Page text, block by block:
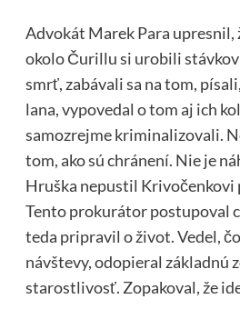
Advokát Marek Para upresnil,
okolo Čurillu si urobili
smrť, zabávali sa na tom,
lana, vypovedal o tom aj ich
samozrejme kriminalizovali.
tom, ako sú chránení. Nie je
Hruška nepustil Krivočenkovi
Tento prokurátor postupoval
teda pripravil o život. Vedel,
návštevy, odopieral základnú
starostlivosť. Zopakoval, že